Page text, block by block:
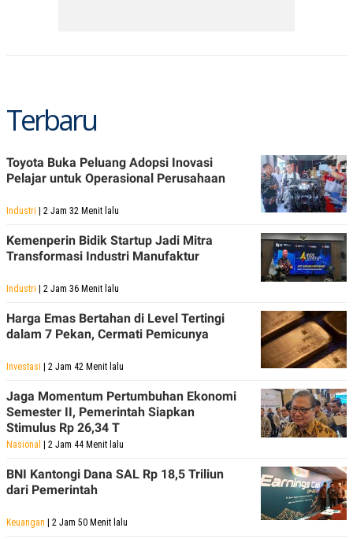
Terbaru
Toyota Buka Peluang Adopsi Inovasi
Pelajar untuk Operasional Perusahaan
Industri | 2 Jam 32 Menit lalu
Kemenperin Bidik Startup Jadi Mitra
Transformasi Industri Manufaktur
Industri | 2 Jam 36 Menit lalu
Harga Emas Bertahan di Level Tertingi
dalam 7 Pekan, Cermati Pemicunya
Investasi | 2 Jam 42 Menit lalu
Jaga Momentum Pertumbuhan Ekonomi
Semester II, Pemerintah Siapkan
Stimulus Rp 26,34 T
Nasional | 2 Jam 44 Menit lalu
BNI Kantongi Dana SAL Rp 18,5 Triliun
dari Pemerintah
Keuangan | 2 Jam 50 Menit lalu